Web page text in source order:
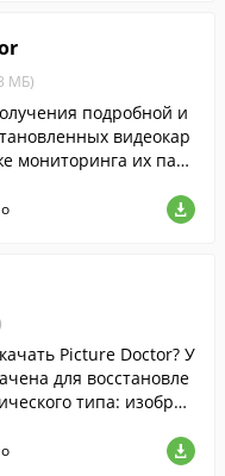
МБ)
подробной и
видеокар
мониторинга их пар
Picture Doctor? У
для восстановле
типа: изображ